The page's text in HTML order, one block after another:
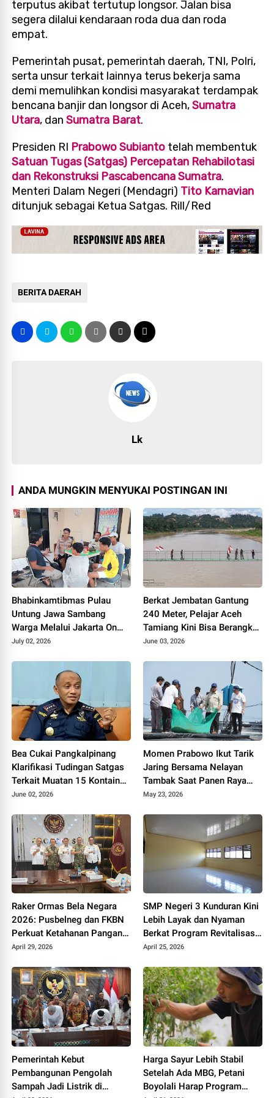
terputus akibat tertutup longsor. Jalan bisa
segera dilalui kendaraan roda dua dan roda
empat.
Pemerintah pusat, pemerintah daerah, TNI, Polri,
serta unsur terkait lainnya terus bekerja sama
demi memulihkan kondisi masyarakat terdampak
bencana banjir dan longsor di Aceh,Sumatra
Utara, danSumatra Barat.
Presiden RI Prabowo Subianto telah membentuk
Satuan Tugas (Satgas) Percepatan Rehabilotasi
dan Rekonstruksi Pascabencana Sumatra.
Menteri Dalam Negeri (Mendagri) Tito Karnavian
ditunjuk sebagai Ketua Satgas. Rill/Red
BERITA DAERAH
Lk
ANDA MUNGKIN MENYUKAI POSTINGAN INI
Bhabinkamtibmas Pulau
Untung Jawa Sambang
Warga Melalui Jakarta On
The Spot, Sosialisasikan
July 02, 2026
Berkat Jembatan Gantung
240 Meter, Pelajar Aceh
Tamiang Kini Bisa Berangkat
Sekolah dengan Mudah
June 03, 2026
Bea Cukai Pangkalpinang
Klarifikasi Tudingan Satgas
Terkait Muatan 15 Kontainer
PT PMM: Sudah Layak
June 02, 2026
Momen Prabowo Ikut Tarik
Jaring Bersama Nelayan
Tambak Saat Panen Raya
Udang di Kebumen
May 23, 2026
Raker Ormas Bela Negara
2026: Pusbelneg dan FKBN
Perkuat Ketahanan Pangan
Nasional
April 29, 2026
SMP Negeri 3 Kunduran Kini
Lebih Layak dan Nyaman
Berkat Program Revitalisasi
Sekolah dari Pemerintah
April 25, 2026
Pemerintah Kebut
Pembangunan Pengolah
Sampah Jadi Listrik di
Harga Sayur Lebih Stabil
Setelah Ada MBG, Petani
Boyolali Harap Program